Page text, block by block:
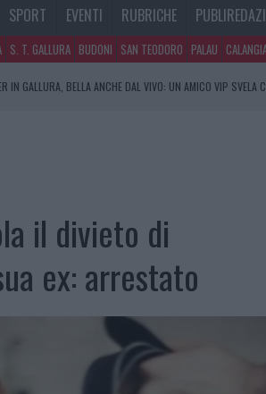
SPORT EVENTI RUBRICHE
S. T. GALLURA BUDONI SAN TEODORO PALAU
IN GALLURA, BELLA ANCHE DAL VIVO: UN AMICO VIP SVELA
il divieto di
ex: arrestato